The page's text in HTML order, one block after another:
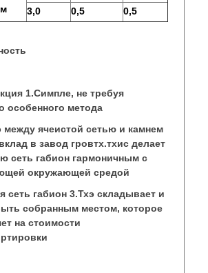
3,0
0,5 0,5
1.Симпле, не требуя
особенного метода
между ячеистой сетью и камнем
в завод гровтх.тхис делает
сеть габион гармоничным с
окружающей средой
сеть габион 3.Тхэ складывает и
собранным местом, которое
на стоимости